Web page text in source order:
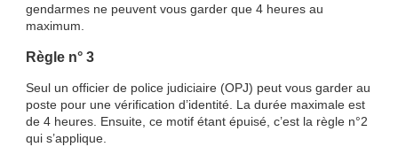
gendarmes ne peuvent vous garder que 4 heures au
maximum.
Règle n° 3
Seul un officier de police judiciaire (OPJ) peut vous garder au
poste pour une vérification d’identité. La durée maximale est
de 4 heures. Ensuite, ce motif étant épuisé, c’est la règle n°2
qui s’applique.